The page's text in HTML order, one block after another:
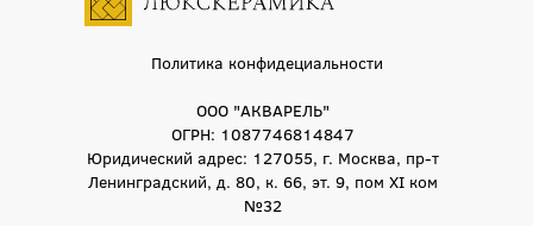
Политика конфидециальности
ООО "АКВАРЕЛЬ"
ОГРН: 1087746814847
Юридический адрес: 127055, г. Москва, пр-т
Ленинградский, д. 80, к. 66, эт. 9, пом XI ком
№32